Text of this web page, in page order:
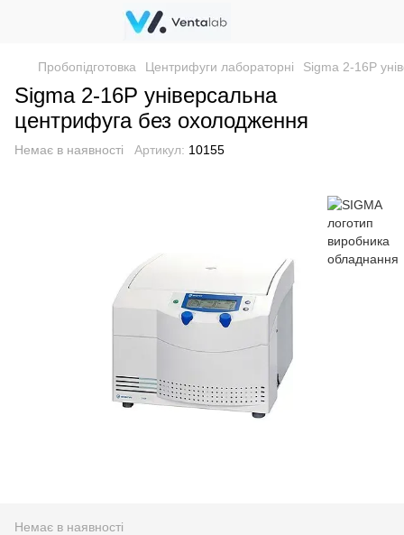
Пробопідготовка Центрифуги лабораторні Sigma 2-16P
Sigma 2-16P універсальна
центрифуга без охолодження
Немає в наявності Артикул: 10155
Немає в наявності